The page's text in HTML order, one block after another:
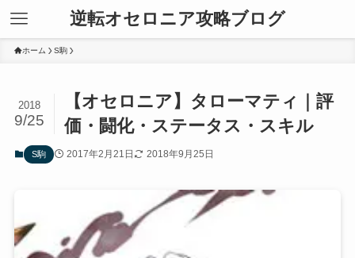
逆転オセロニア攻略ブログ
ホーム S駒
【オセロニア】タローマティ｜評
価・闘化・ステータス・スキル
2018
9/25
S駒 2017年2月21日 2018年9月25日